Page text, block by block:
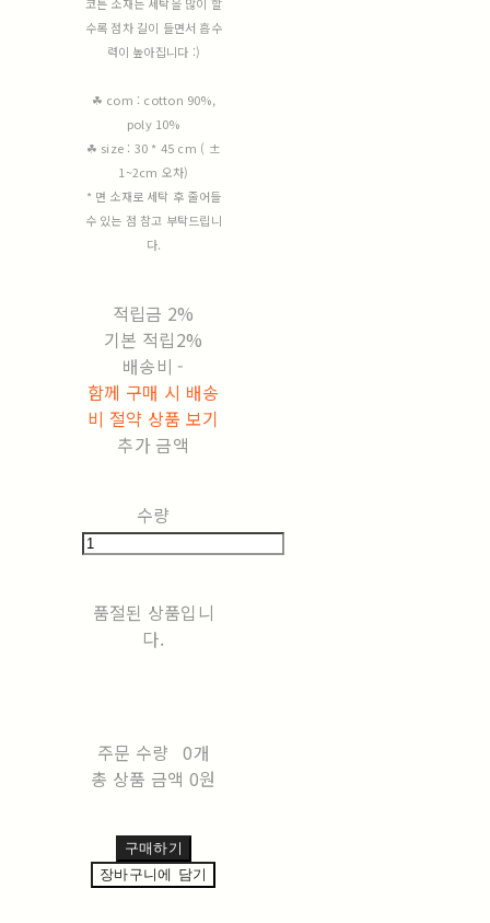
수록 점차 길이 들면서 흡수
력이 높아집니다 :)
☘︎ com : cotton 90%,
poly 10%
☘︎ size : 30 * 45 cm ( ±
1~2cm 오차)
* 면 소재로 세탁 후 줄어들
수 있는 점 참고 부탁드립니
다.
적립금 2%
기본 적립2%
배송비 -
함께 구매 시 배송
비 절약 상품 보기
추가 금액
수량
품절된 상품입니
다.
주문 수량 0개
총 상품 금액 0원
구매하기
장바구니에 담기